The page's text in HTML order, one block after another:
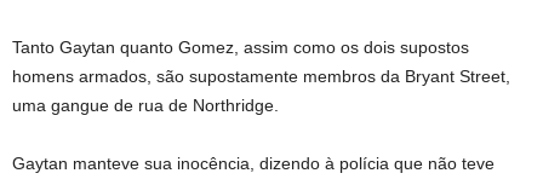
Tanto Gaytan quanto Gomez, assim como os dois supostos
homens armados, são supostamente membros da Bryant Street,
uma gangue de rua de Northridge.
Gaytan manteve sua inocência, dizendo à polícia que não teve